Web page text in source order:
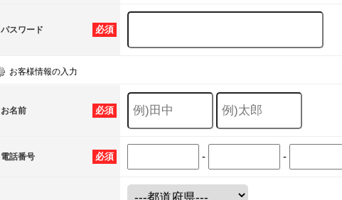
必須
パスワード
お客様情報の入力
必須
お名前
必須
電話番号 - -